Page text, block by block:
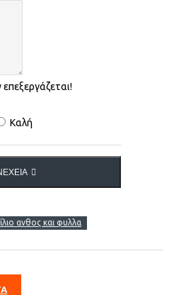
επεξεργάζεται!
Καλή
ανθος και φυλλα